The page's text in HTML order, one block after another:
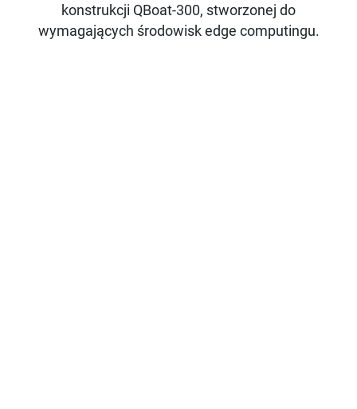
konstrukcji QBoat-300, stworzonej do
wymagających środowisk edge computingu.